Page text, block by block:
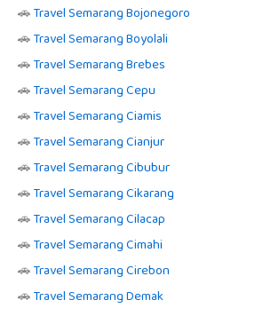
🚗Travel Semarang Bojonegoro
🚗Travel Semarang Boyolali
🚗Travel Semarang Brebes
🚗Travel Semarang Cepu
🚗Travel Semarang Ciamis
🚗Travel Semarang Cianjur
🚗Travel Semarang Cibubur
🚗Travel Semarang Cikarang
🚗Travel Semarang Cilacap
🚗Travel Semarang Cimahi
🚗Travel Semarang Cirebon
🚗Travel Semarang Demak